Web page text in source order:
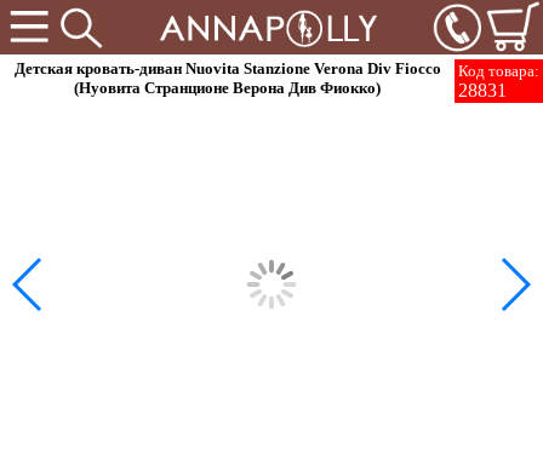
Код товара:
28831
Детская кровать-диван Nuovita Stanzione Verona Div Fiocco
(Нуовита Странционе Верона Див Фиокко)